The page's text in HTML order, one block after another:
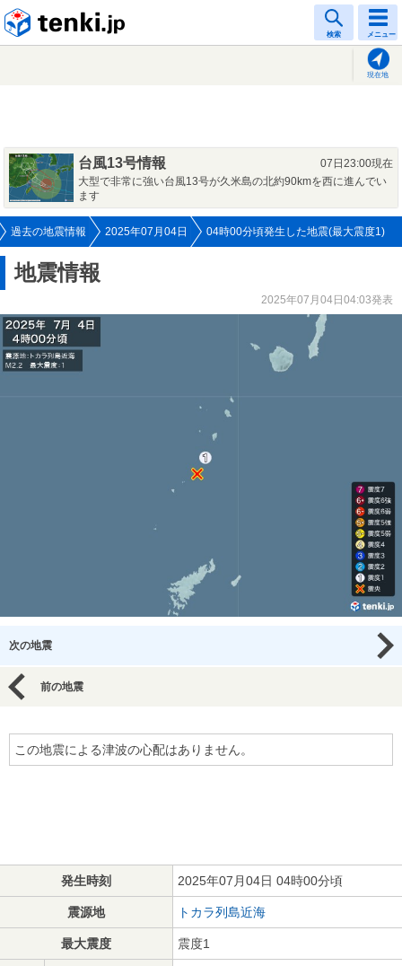
検索 メニュー
現在地
台風13号情報
07日23:00現在
大型で非常に強い台風13号が久米島の北約90kmを西に進んでい
ます
過去の地震情報 2025年07月04日 04時00分頃発生した地震(最大震度1)
地震情報
2025年07月04日04:03発表
次の地震
前の地震
この地震による津波の心配はありません。
発生時刻 2025年07月04日 04時00分頃
震源地 トカラ列島近海
最大震度 震度1